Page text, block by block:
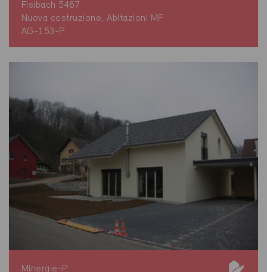
Fisibach 5467
Nuova costruzione, Abitazioni MF
AG-153-P
Minergie-P